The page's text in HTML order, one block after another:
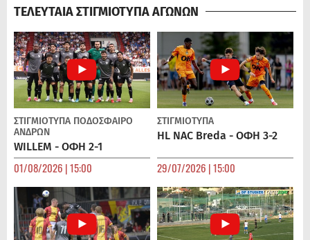
ΤΕΛΕΥΤΑΙΑ ΣΤΙΓΜΙΟΤΥΠΑ ΑΓΩΝΩΝ
ΣΤΙΓΜΙΟΤΥΠΑ ΠΟΔΌΣΦΑΙΡΟ
ΑΝΔΡΏΝ
WILLEM - ΟΦΗ 2-1
01/08/2026 | 15:00
ΣΤΙΓΜΙΟΤΥΠΑ
HL NAC Breda - ΟΦΗ 3-2
29/07/2026 | 15:00